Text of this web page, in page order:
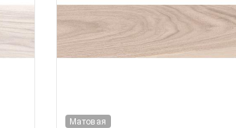
Матовая